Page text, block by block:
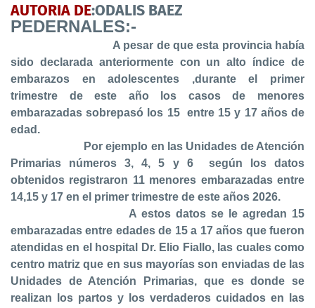
AUTORIA DE:ODALIS BAEZ
PEDERNALES:-
A pesar de que esta provincia había
sido declarada anteriormente con un alto índice de
embarazos en adolescentes ,durante el primer
trimestre de este año los casos de menores
embarazadas sobrepasó los 15 entre 15 y 17 años de
edad.
Por ejemplo en las Unidades de Atención
Primarias números 3, 4, 5 y 6
según los datos
obtenidos registraron 11 menores embarazadas entre
14,15 y 17 en el primer trimestre de este años 2026.
A estos datos se le agredan 15
embarazadas entre edades de 15 a 17 años que fueron
atendidas en el hospital Dr. Elio Fiallo, las cuales como
centro matriz que en sus mayorías son enviadas de las
Unidades de Atención Primarias, que es donde se
realizan los partos y los verdaderos cuidados en las